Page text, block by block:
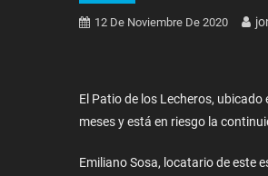
12 De Noviembre De 2020
El Patio de los Lecheros,
meses y está en riesgo la
Emiliano Sosa, locatario de este